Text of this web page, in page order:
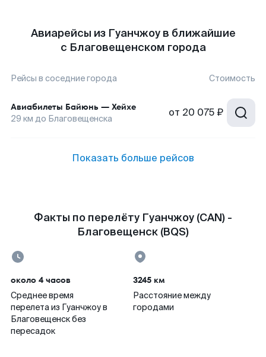
Авиарейсы из Гуанчжоу в ближайшие
с Благовещенском города
Рейсы в соседние города Стоимость
Авиабилеты Байюнь — Хейхе
29 км до Благовещенска от 20 075 ₽
Показать больше рейсов
Факты по перелёту Гуанчжоу (CAN) -
Благовещенск (BQS)
около 4 часов
Среднее время
перелета из Гуанчжоу в
Благовещенск без
пересадок
3245 км
Расстояние между
городами